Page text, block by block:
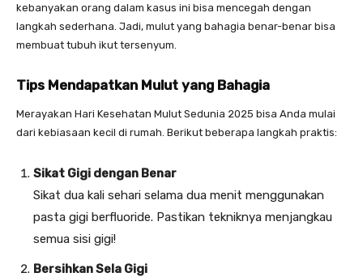
kebanyakan orang dalam kasus ini bisa mencegah dengan
langkah sederhana. Jadi, mulut yang bahagia benar-benar bisa
membuat tubuh ikut tersenyum.
Tips Mendapatkan Mulut yang Bahagia
Merayakan Hari Kesehatan Mulut Sedunia 2025 bisa Anda mulai
dari kebiasaan kecil di rumah. Berikut beberapa langkah praktis:
Sikat Gigi dengan Benar
Sikat dua kali sehari selama dua menit menggunakan
pasta gigi berfluoride. Pastikan tekniknya menjangkau
semua sisi gigi!
Bersihkan Sela Gigi